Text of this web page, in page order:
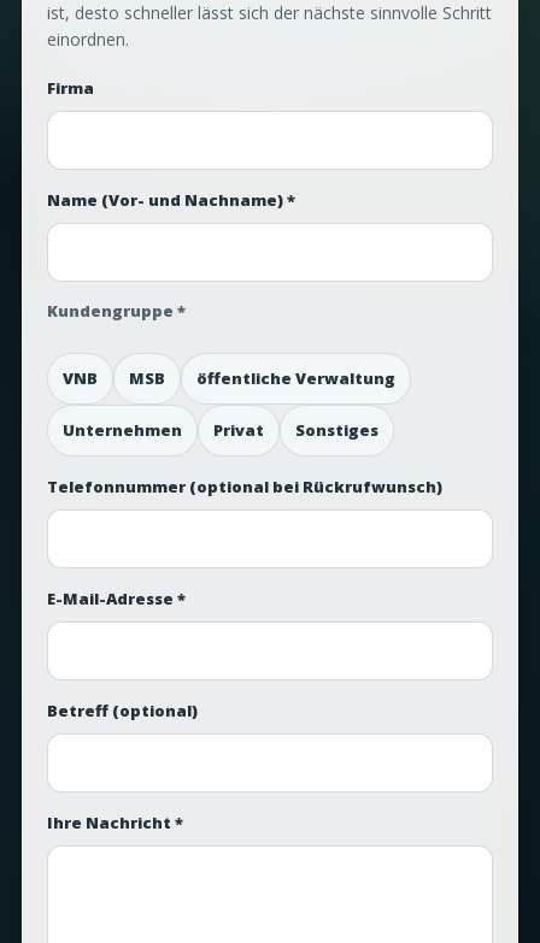
ist, desto schneller lässt sich der nächste sinnvolle Schritt
einordnen.
Firma
Name (Vor- und Nachname) *
Kundengruppe *
VNB MSB öffentliche Verwaltung
Unternehmen Privat Sonstiges
Telefonnummer (optional bei Rückrufwunsch)
E-Mail-Adresse *
Betreff (optional)
Ihre Nachricht *